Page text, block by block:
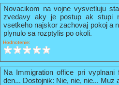
Novacikom na vojne vysvetluju
zvedavy aky je postup ak stupi
vsetkeho najskor zachovaj pokoj a
plynulo sa rozptylis po okoli.
Hodnotenie:
Na Immigration office pri
den... Dostojnik: Nie, nie, nie... Muz